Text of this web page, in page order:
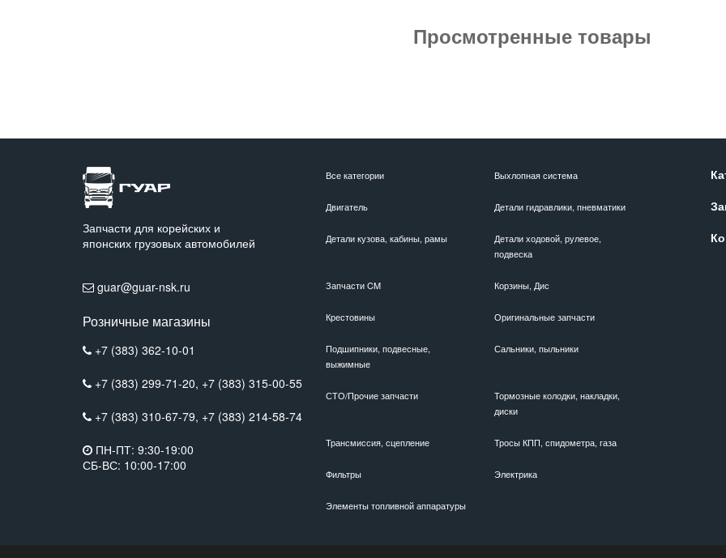
Просмотренные товары
Запчасти для корейских и
японских грузовых автомобилей
guar@guar-nsk.ru
Розничные магазины
+7 (383) 362-10-01
+7 (383) 299-71-20, +7 (383) 315-00-55
+7 (383) 310-67-79, +7 (383) 214-58-74
ПН-ПТ: 9:30-19:00
СБ-ВС: 10:00-17:00
Все категории Выхлопная система
Двигатель Детали гидравлики, пневматики
Детали кузова, кабины, рамы
Детали ходовой, рулевое,
подвеска
Запчасти CM Корзины, Дис
Крестовины Оригинальные запчасти
Подшипники, подвесные,
выжимные
Сальники, пыльники
СТО/Прочие запчасти
Тормозные колодки, накладки,
диски
Трансмиссия, сцепление Тросы КПП, спидометра, газа
Фильтры Электрика
Элементы топливной аппаратуры